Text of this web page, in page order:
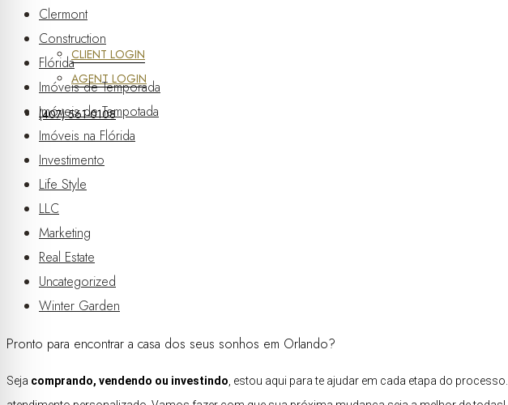
CLIENT LOGIN
AGENT LOGIN
(407) 561-0108
Clermont
Construction
Flórida
Imóveis de Temporada
Imóveis de Tempotada
Imóveis na Flórida
Investimento
Life Style
LLC
Marketing
Real Estate
Uncategorized
Winter Garden
Pronto para encontrar a casa dos seus sonhos em Orlando?
Seja comprando, vendendo ou investindo, estou aqui para te ajudar em cada etapa do